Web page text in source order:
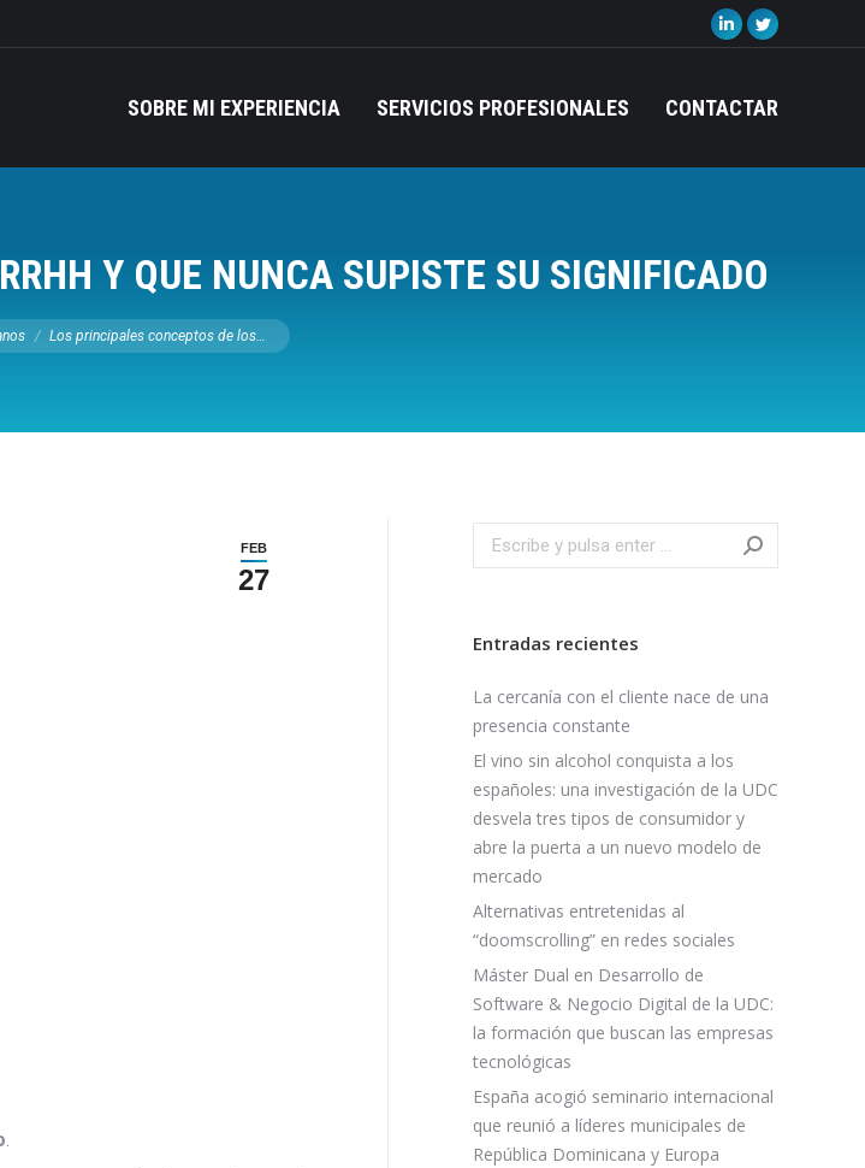
Linkedin
opens
new
Twitter
opens
new
SOBRE MI EXPERIENCIA SERVICIOS PROFESIONALES CONTACTAR
Y QUE NUNCA SUPISTE SU SIGNIFICADO
Los principales conceptos de los…
FEB
27
Search:
Entradas recientes
La cercanía con el cliente nace de una
presencia constante
El vino sin alcohol conquista a los
españoles: una investigación de la UDC
desvela tres tipos de consumidor y
abre la puerta a un nuevo modelo de
mercado
Alternativas entretenidas al
“doomscrolling” en redes sociales
Máster Dual en Desarrollo de
Software & Negocio Digital de la UDC:
la formación que buscan las empresas
tecnológicas
España acogió seminario internacional
que reunió a líderes municipales de
República Dominicana y Europa